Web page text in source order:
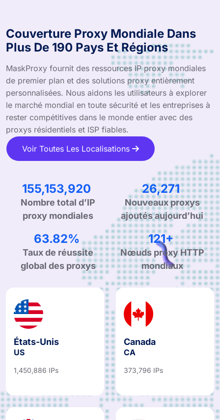
Couverture Proxy Mondiale Dans
Plus De 190 Pays Et Régions
MaskProxy fournit des ressources IP proxy mondiales
de premier plan et des solutions proxy entièrement
personnalisées. Nous aidons les utilisateurs à explorer
le marché mondial en toute sécurité et les entreprises à
rester compétitives dans le monde entier avec des
proxys résidentiels et ISP fiables.
Voir Toutes Les Localisations
241,136,199
Nombre total d’IP
proxy mondiales
40,830
Nouveaux proxys
ajoutés aujourd’hui
99.90%
Taux de réussite
global des proxys
190+
Nœuds proxy HTTP
mondiaux
États-Unis
US
1,450,886 IPs
Canada
CA
373,796 IPs